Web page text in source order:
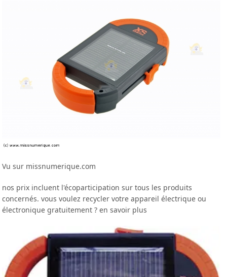
Vu sur missnumerique.com
nos prix incluent l'écoparticipation sur tous les produits
concernés. vous voulez recycler votre appareil électrique ou
électronique gratuitement ? en savoir plus